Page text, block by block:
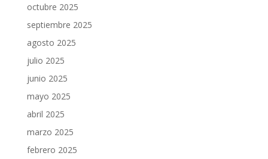
octubre 2025
septiembre 2025
agosto 2025
julio 2025
junio 2025
mayo 2025
abril 2025
marzo 2025
febrero 2025